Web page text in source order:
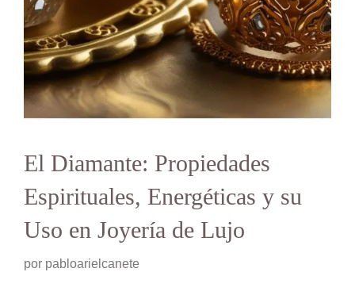
El Diamante: Propiedades
Espirituales, Energéticas y su
Uso en Joyería de Lujo
por pabloarielcanete